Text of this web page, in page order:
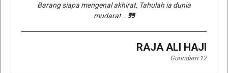
Barang siapa mengenal akhirat, Tahulah ia dunia
mudarat..
RAJA ALI HAJI
Gurindam 12